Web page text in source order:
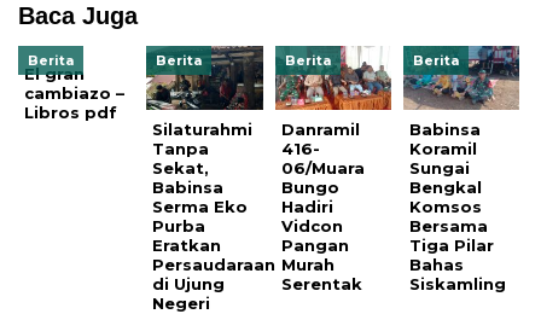
Baca Juga
Berita
El gran
cambiazo –
Libros pdf
Berita
Silaturahmi
Tanpa
Sekat,
Babinsa
Serma Eko
Purba
Eratkan
Persaudaraan
di Ujung
Negeri
Berita
Danramil
416-
06/Muara
Bungo
Hadiri
Vidcon
Pangan
Murah
Serentak
Berita
Babinsa
Koramil
Sungai
Bengkal
Komsos
Bersama
Tiga Pilar
Bahas
Siskamling